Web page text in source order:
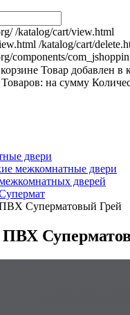
/katalog/cart/view.html
/katalog/cart/
components/
Товар добавлен в
Товаров: на сумму
двери
межкомнатные двери
дверей
Суперматовый Грей